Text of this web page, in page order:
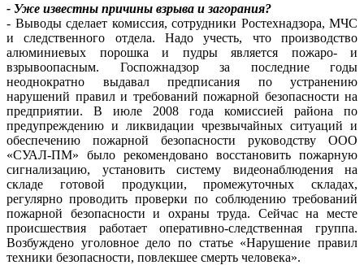
- Уже известны причины взрыва и загорания?
- Выводы сделает комиссия, сотрудники Ростехнадзора, МЧС
и следственного отдела. Надо учесть, что производство
алюминиевых порошка и пудры является пожаро- и
взрывоопасным. Госпожнадзор за последние годы
неоднократно выдавал предписания по устранению
нарушений правил и требований пожарной безопасности на
предприятии. В июле 2008 года комиссией района по
предупреждению и ликвидации чрезвычайных ситуаций и
обеспечению пожарной безопасности руководству ООО
«СУАЛ-ПМ» было рекомендовано восстановить пожарную
сигнализацию, установить систему видеонаблюдения на
складе готовой продукции, промежуточных складах,
регулярно проводить проверки по соблюдению требований
пожарной безопасности и охраны труда. Сейчас на месте
происшествия работает оперативно-следственная группа.
Возбуждено уголовное дело по статье «Нарушение правил
техники безопасности, повлекшее смерть человека».